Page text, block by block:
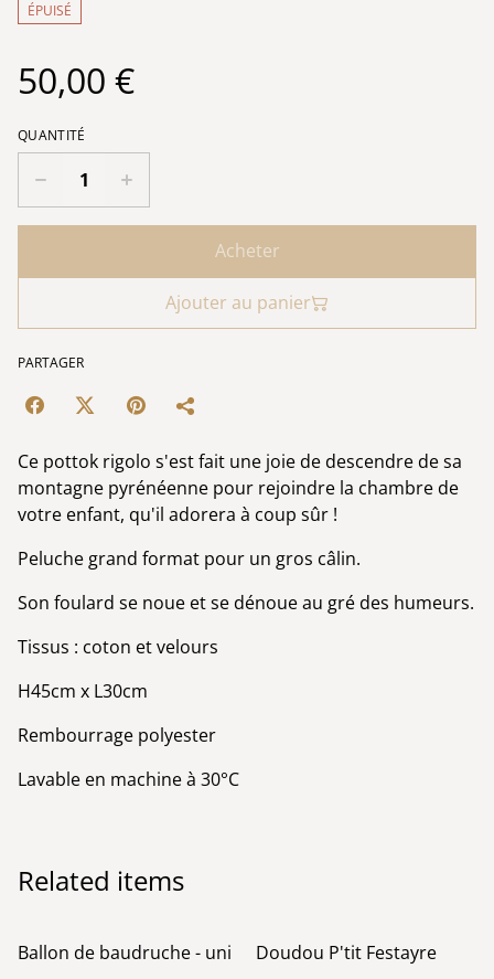
ÉPUISÉ
50,00 €
QUANTITÉ
Acheter
Ajouter au panier
PARTAGER
Ce pottok rigolo s'est fait une joie de descendre de sa
montagne pyrénéenne pour rejoindre la chambre de
votre enfant, qu'il adorera à coup sûr !
Peluche grand format pour un gros câlin.
Son foulard se noue et se dénoue au gré des humeurs.
Tissus : coton et velours
H45cm x L30cm
Rembourrage polyester
Lavable en machine à 30°C
Related items
Ballon de baudruche - uni Doudou P'tit Festayre